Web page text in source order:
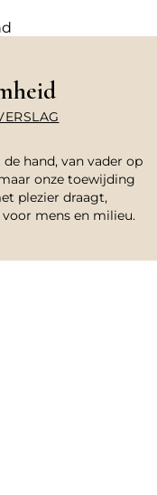
hand, van vader op
onze toewijding
plezier draagt,
mens en milieu.